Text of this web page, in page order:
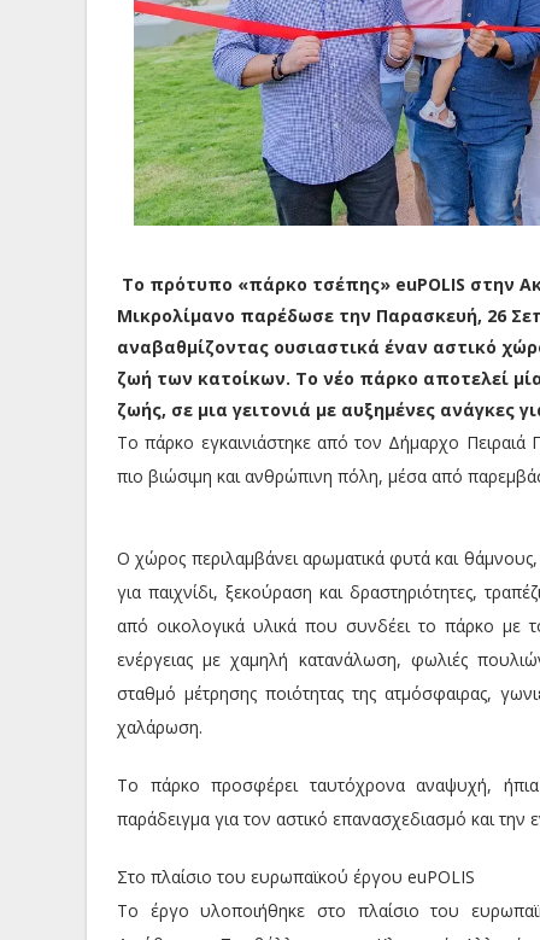
Το πρότυπο «πάρκο τσέπης» euPOLIS στην
Μικρολίμανο παρέδωσε την Παρασκευή, 26
αναβαθμίζοντας ουσιαστικά έναν αστικό
ζωή των κατοίκων. Το νέο πάρκο αποτελεί
ζωής, σε μια γειτονιά με αυξημένες ανάγκες
Το πάρκο εγκαινιάστηκε από τον Δήμαρχο Πειραιά
πιο βιώσιμη και ανθρώπινη πόλη, μέσα από
Ο χώρος περιλαμβάνει αρωματικά φυτά και
για παιχνίδι, ξεκούραση και δραστηριότητες,
από οικολογικά υλικά που συνδέει το πάρκο με
ενέργειας με χαμηλή κατανάλωση, φωλιές
σταθμό μέτρησης ποιότητας της ατμόσφαιρας,
χαλάρωση.
Το πάρκο προσφέρει ταυτόχρονα αναψυχή, ήπια
παράδειγμα για τον αστικό επανασχεδιασμό και
Στο πλαίσιο του ευρωπαϊκού έργου euPOLIS
Το έργο υλοποιήθηκε στο πλαίσιο του